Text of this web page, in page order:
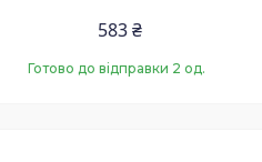
583 ₴
Готово до відправки 2 од.